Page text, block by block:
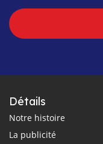
Détails
Notre histoire
La publicité